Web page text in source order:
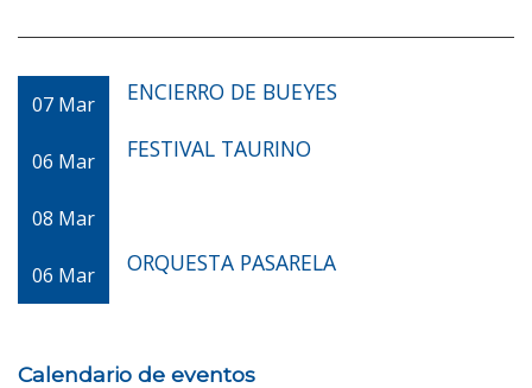
07 Mar ENCIERRO DE BUEYES
06 Mar
08 Mar
FESTIVAL TAURINO
06 Mar ORQUESTA PASARELA
Calendario de eventos